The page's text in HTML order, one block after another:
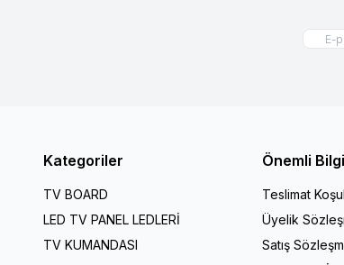
Kategoriler
TV BOARD
LED TV PANEL LEDLERİ
TV KUMANDASI
Önemli
Teslimat
Üyelik
Satış